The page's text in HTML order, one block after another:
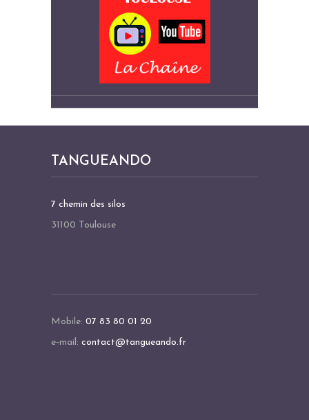
TANGUEANDO
7 chemin des silos
31100 Toulouse
Mobile: 07 83 80 01 20
e-mail: contact@tangueando.fr